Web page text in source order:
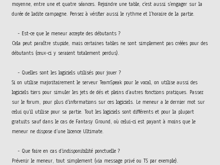
moyenne, entre une et quatre séances. Rejoindre une table, c’est aussi s’engager sur la
durée de ladite campagne. Pensez à vérifier aussi le rythme et l’horaire de la partie.
- Est-ce que le meneur accepte des débutants ?
Cela peut paraître stupide, mais certaines tables ne sont simplement pas créées pour des
débutants (ceux-ci y seraient totalement perdus).
- Quelles sont les logiciels utilisés pour jouer ?
Si on utilise majoritairement le serveur TeamSpeak pour le vocal, on utilise aussi des
logiciels tiers pour simuler les jets de dés et pleins d’autres fonctions pratiques. Passez
sur le forum, pour plus d’informations sur ces logiciels. Le meneur a le dernier mot sur
celui qu’il utilise pour sa partie. Tout les logiciels sont différents et pour la plupart
gratuits sauf dans le cas de Fantasy Ground, où celui-ci est payant à moins que le
meneur ne dispose d’une licence Ultimate.
- Que faire en cas d’indisponibilité ponctuelle ?
Prévenir le meneur, tout simplement (via message privé ou TS par exemple).